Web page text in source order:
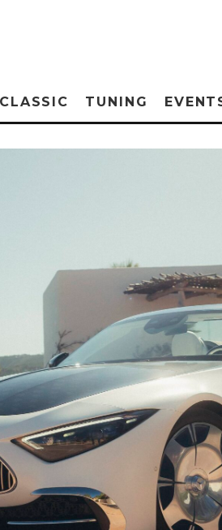
CLASSIC TUNING